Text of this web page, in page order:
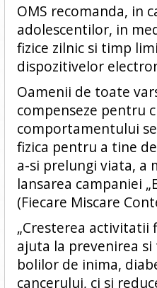
OMS recomanda, in
adolescentilor, in
fizice zilnic si timp
dispozitivelor
Oamenii de toate
compenseze pentru
comportamentului
fizica pentru a tine
a-si prelungi viata, a
lansarea campaniei
(Fiecare Miscare
„Cresterea activitatii
ajuta la prevenirea
bolilor de inima,
cancerului, ci si